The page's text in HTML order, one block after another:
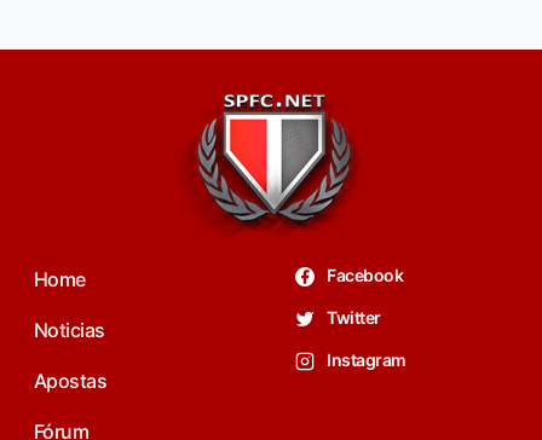
Home
Noticias
Apostas
Fórum
Facebook
Twitter
Instagram